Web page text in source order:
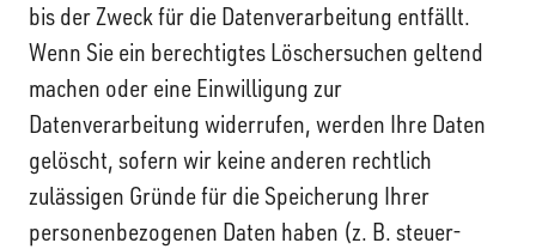
bis der Zweck für die Datenverarbeitung entfällt.
Wenn Sie ein berechtigtes Löschersuchen geltend
machen oder eine Einwilligung zur
Datenverarbeitung widerrufen, werden Ihre Daten
gelöscht, sofern wir keine anderen rechtlich
zulässigen Gründe für die Speicherung Ihrer
personenbezogenen Daten haben (z. B. steuer-